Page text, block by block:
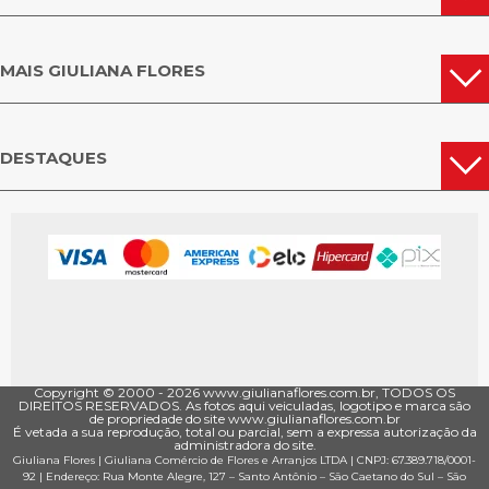
MAIS GIULIANA FLORES
DESTAQUES
Copyright © 2000 - ­2026 www.giulianaflores.com.br, TODOS OS
DIREITOS RESERVADOS. As fotos aqui veiculadas, logotipo e marca são
de propriedade do site www.giulianaflores.com.br
É vetada a sua reprodução, total ou parcial, sem a expressa autorização da
administradora do site.
Giuliana Flores | Giuliana Comércio de Flores e Arranjos LTDA | CNPJ: 67.389.718/0001­
92 | Endereço: Rua Monte Alegre, 127 – Santo Antônio – São Caetano do Sul – São